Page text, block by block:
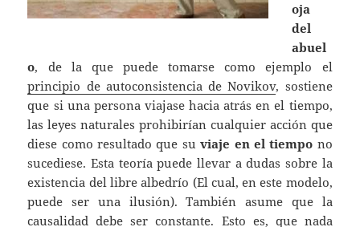
oja
del
abuel
o, de la que puede tomarse como ejemplo el
principio de autoconsistencia de Novikov, sostiene
que si una persona viajase hacia atrás en el tiempo,
las leyes naturales prohibirían cualquier acción que
diese como resultado que suviaje en el tiempo no
sucediese. Esta teoría puede llevar a dudas sobre la
existencia del libre albedrío (El cual, en este modelo,
puede ser una ilusión). También asume que la
causalidad debe ser constante. Esto es, que nada